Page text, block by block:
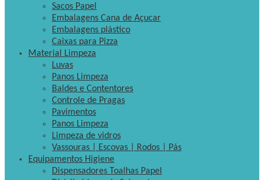
Sacos Papel
Embalagens Cana de Açucar
Embalagens plástico
Caixas para Pizza
Material Limpeza
Luvas
Panos Limpeza
Baldes e Contentores
Controle de Pragas
Pavimentos
Panos Limpeza
Limpeza de vidros
Vassouras | Escovas | Rodos | Pás
Equipamentos Higiene
Dispensadores Toalhas Papel